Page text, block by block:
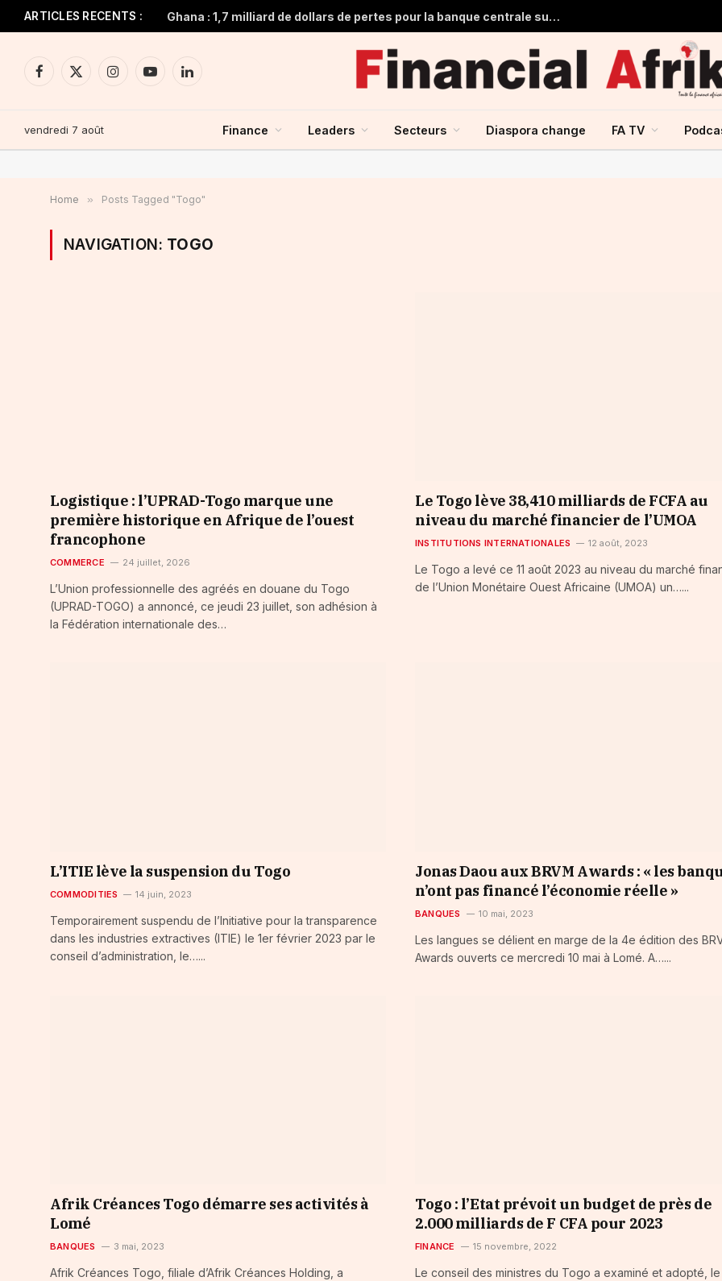
ARTICLES RECENTS : Ghana : 1,7 milliard de dollars de pertes pour la banque centrale sur ses achats d’or en 2025
Facebook
X
InstagramYouTubeLinkedIn
vendredi 7 août Finance Leaders Secteurs Diaspora change FA TV
Home » Posts Tagged "Togo"
NAVIGATION: TOGO
Logistique : l’UPRAD-Togo marque une
première historique en Afrique de l’ouest
francophone
COMMERCE 24 juillet, 2026
L’Union professionnelle des agréés en douane du Togo
(UPRAD-TOGO) a annoncé, ce jeudi 23 juillet, son adhésion à
la Fédération internationale des…
Le Togo lève 38,410 milliards de FCFA au
niveau du marché financier de l’UMOA
INSTITUTIONS INTERNATIONALES 12 août, 2023
Le Togo a levé ce 11 août 2023 au niveau du marché
de l’Union Monétaire Ouest Africaine (UMOA) un…...
L’ITIE lève la suspension du Togo
COMMODITIES 14 juin, 2023
Temporairement suspendu de l’Initiative pour la transparence
dans les industries extractives (ITIE) le 1er février 2023 par le
conseil d’administration, le…...
Jonas Daou aux BRVM Awards : « les
n’ont pas financé l’économie réelle »
BANQUES 10 mai, 2023
Les langues se délient en marge de la 4e édition des
Awards ouverts ce mercredi 10 mai à Lomé. A…...
Afrik Créances Togo démarre ses activités à
Lomé
BANQUES 3 mai, 2023
Afrik Créances Togo, filiale d’Afrik Créances Holding, a
Togo : l’Etat prévoit un budget de près de
2.000 milliards de F CFA pour 2023
FINANCE 15 novembre, 2022
Le conseil des ministres du Togo a examiné et adopté, le